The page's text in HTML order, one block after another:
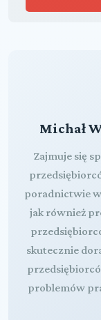
Michał
Zajmuje się
poradnictwie
jak również
skutecznie
problemów